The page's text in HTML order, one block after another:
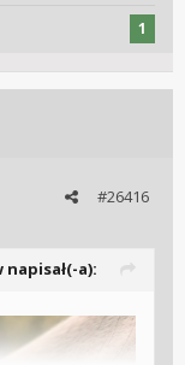
1
#26416
napisał(-a):